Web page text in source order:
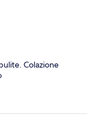
Colazione